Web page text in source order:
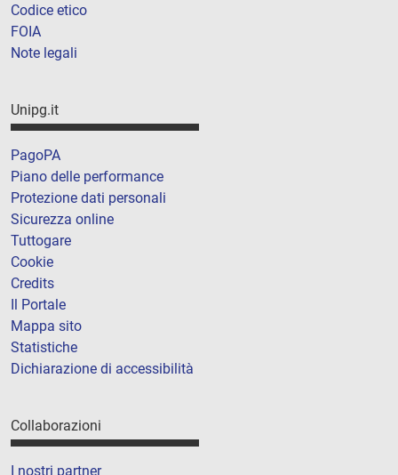
Codice etico
FOIA
Note legali
Unipg.it
PagoPA
Piano delle performance
Protezione dati personali
Sicurezza online
Tuttogare
Cookie
Credits
Il Portale
Mappa sito
Statistiche
Dichiarazione di accessibilità
Collaborazioni
I nostri partner